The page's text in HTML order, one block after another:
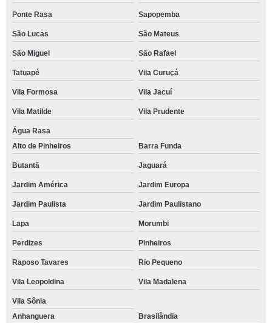
Ponte Rasa Sapopemba
São Lucas São Mateus
São Miguel São Rafael
Tatuapé Vila Curuçá
Vila Formosa Vila Jacuí
Vila Matilde Vila Prudente
Água Rasa
Alto de Pinheiros
Barra Funda
Butantã Jaguará
Jardim América Jardim Europa
Jardim Paulista Jardim Paulistano
Lapa Morumbi
Perdizes Pinheiros
Raposo Tavares Rio Pequeno
Vila Leopoldina Vila Madalena
Vila Sônia
Anhanguera
Brasilândia